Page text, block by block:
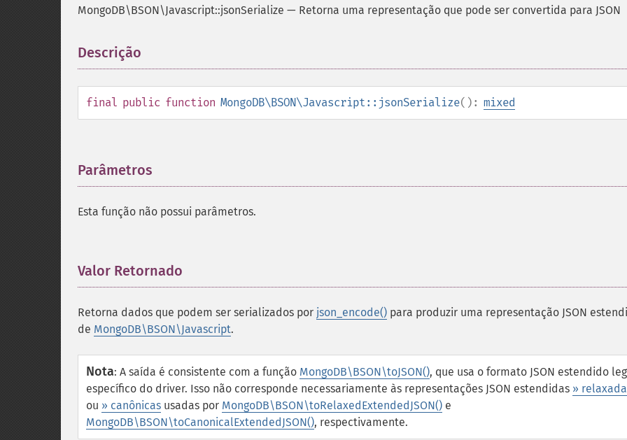
MongoDB\BSON\Javascript::jsonSerialize — Retorna uma representação que pode ser convertida para JSON
Descrição
final public function MongoDB\BSON\Javascript::jsonSerialize(): mixed
Parâmetros
Esta função não possui parâmetros.
Valor Retornado
Retorna dados que podem ser serializados por json_encode() para produzir uma representação JSON
de MongoDB\BSON\Javascript.
Nota: A saída é consistente com a função MongoDB\BSON\toJSON(), que usa o formato JSON estendido
específico do driver. Isso não corresponde necessariamente às representações JSON estendidas »
ou » canônicas usadas por MongoDB\BSON\toRelaxedExtendedJSON() e
MongoDB\BSON\toCanonicalExtendedJSON(), respectivamente.